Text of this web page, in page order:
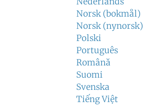
Norsk (bokmål)
Norsk (nynorsk)
Polski
Português
Română
Suomi
Svenska
Tiếng Việt